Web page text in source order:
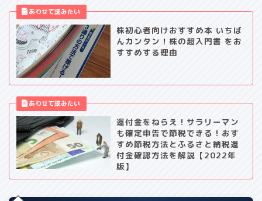
株初心者向けおすすめ本 いちば
んカンタン！株の超入門書 をお
すすめする理由
還付金をねらえ！サラリーマン
も確定申告で節税できる！おす
すめ節税方法とふるさと納税還
付金確認方法を解説【2022年
版】